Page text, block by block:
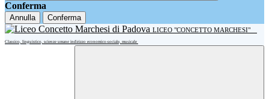
Conferma
Annulla Conferma
LICEO "CONCETTO MARCHESI"
Classico, linguistico, scienze umane indirizzo economico-sociale, musicale